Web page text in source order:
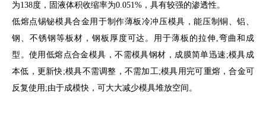
为138度，固液体积收缩率为0.051%，具有较强的渗透性。
低熔点锡铋模具合金用于制作薄板冷冲压模具，能压制铜、铝、
钢、不锈钢等板材，钢板厚度可达。用于薄板的拉伸,弯曲和成
型。使用低熔点合金模具，不需模具钢材，成膜简单迅速;模具成
本低，更新快;模具不需调整，不需加工;模具用完可重熔，合金可
反复使用;由于成模快，可大大减少模具堆放空间。